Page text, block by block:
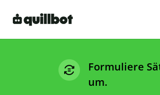
Formuliere
um.